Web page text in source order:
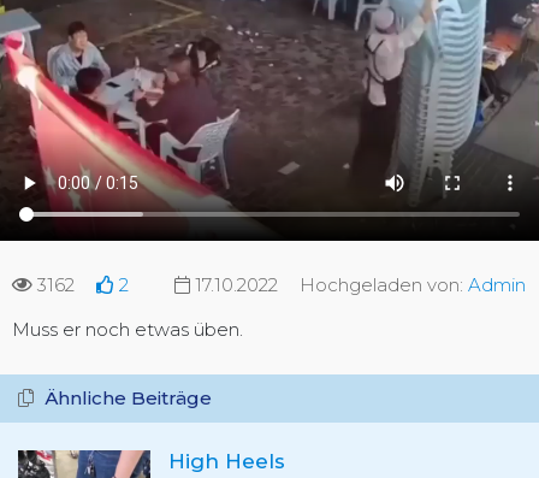
3162 2 17.10.2022 Hochgeladen von: Admin
Muss er noch etwas üben.
Ähnliche Beiträge
High Heels